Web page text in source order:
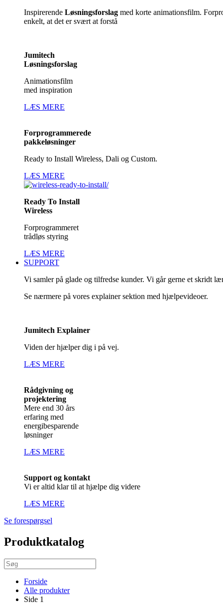
Inspirerende Løsningsforslag med korte animationsfilm.
enkelt, at det er svært at forstå
Jumitech
Løsningsforslag
Animationsfilm
med inspiration
LÆS MERE
Forprogrammerede
pakkeløsninger
Ready to Install Wireless, Dali og Custom.
LÆS MERE
Ready To Install
Wireless
Forprogrammeret
trådløs styring
LÆS MERE
SUPPORT
Vi samler på glade og tilfredse kunder. Vi går gerne et skridt
Se nærmere på vores explainer sektion med hjælpevideoer.
Jumitech Explainer
Viden der hjælper dig i på vej.
LÆS MERE
Rådgivning og
projektering
Mere end 30 års
erfaring med
energibesparende
løsninger
LÆS MERE
Support og kontakt
Vi er altid klar til at hjælpe dig videre
LÆS MERE
Se forespørgsel
Produktkatalog
Forside
Alle produkter
Side 1